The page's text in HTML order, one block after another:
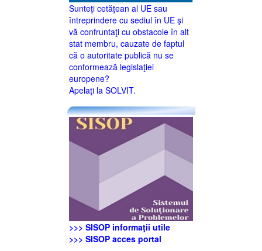
Sunteţi cetăţean al UE sau
întreprindere cu sediul în UE şi
vă confruntaţi cu obstacole în alt
stat membru, cauzate de faptul
că o autoritate publică nu se
conformează legislaţiei
europene?
Apelaţi la SOLVIT.
>>> SISOP informaţii utile
>>> SISOP acces portal